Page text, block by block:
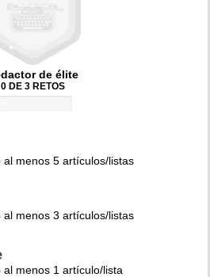
de élite
0 DE 3 RETOS
al menos 5 artículos/listas
al menos 3 artículos/listas
al menos 1 artículo/lista